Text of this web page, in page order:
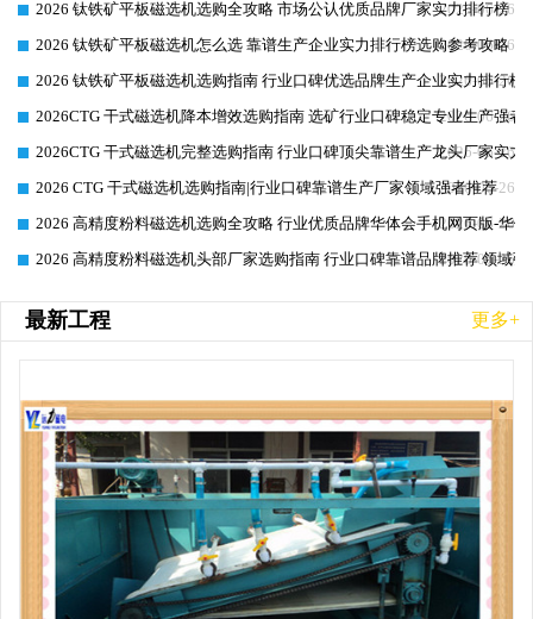
2026-06-26
2026 钛铁矿平板磁选机选购全攻略 市场公认优质品牌厂家实力排行榜
2026-06-26
2026 钛铁矿平板磁选机怎么选 靠谱生产企业实力排行榜选购参考攻略
2026-06-26
2026 钛铁矿平板磁选机选购指南 行业口碑优选品牌生产企业实力排行榜
2026-06-26
2026CTG 干式磁选机降本增效选购指南 选矿行业口碑稳定专业生产强者
2026-06-26
2026CTG 干式磁选机完整选购指南 行业口碑顶尖靠谱生产龙头厂家实力
2026-06-26
2026 CTG 干式磁选机选购指南|行业口碑靠谱生产厂家领域强者推荐
2026-06-26
2026 高精度粉料磁选机选购全攻略 行业优质品牌华体会手机网页版-华
2026-06-26
2026 高精度粉料磁选机头部厂家选购指南 行业口碑靠谱品牌推荐 领域
最新工程 更多+